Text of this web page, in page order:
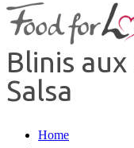
Blinis
Salsa
Home